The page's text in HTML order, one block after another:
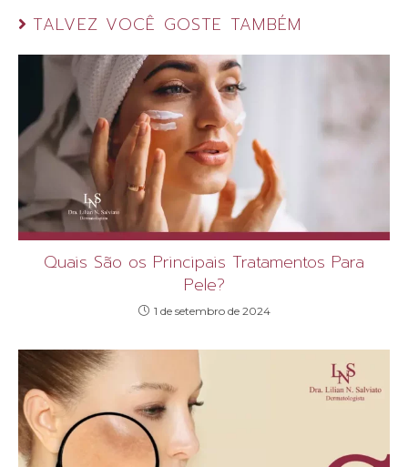
TALVEZ VOCÊ GOSTE TAMBÉM
Quais São os Principais Tratamentos Para
Pele?
1 de setembro de 2024